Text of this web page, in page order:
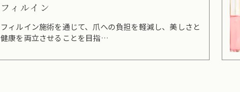
フィルイン
フィルイン施術を通じて、爪への負担を軽減し、美しさと
健康を両立させることを目指…